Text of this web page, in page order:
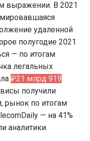
выражении. В 2021
удаленной
полугодие 2021
— по итогам
легальных
₽21 млрд 919
получили
рынок по итогам
— на 41%
аналитики.